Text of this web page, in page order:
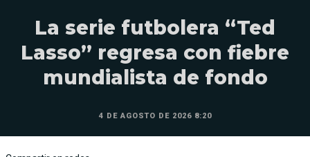
La serie futbolera “Ted
Lasso” regresa con fiebre
mundialista de fondo
4 DE AGOSTO DE 2026 8:20